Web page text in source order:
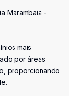
Marambaia -
mais
por áreas
proporcionando